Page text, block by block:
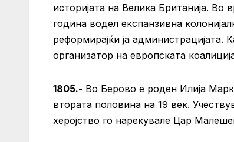
историјата на Велика Британија.
година водел експанзивна
реформирајќи ја администрацијата.
организатор на европската
1805.- Во Берово е роден Илија
втората половина на 19 век.
херојство го нарекувале Цар